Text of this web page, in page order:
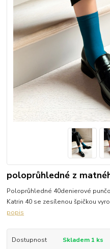
poloprůhledné z
Poloprůhledné 40denierové
Katrin 40 se zesílenou špičkou
popis
Dostupnost
Skladem 1 ks